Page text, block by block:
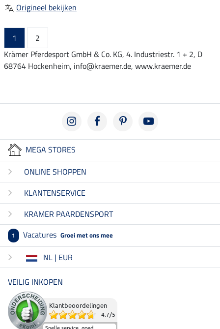
Origineel bekijken
1
2
Krämer Pferdesport GmbH & Co. KG, 4. Industriestr. 1 + 2, D
68764 Hockenheim, info@kraemer.de, www.kraemer.de
MEGA STORES
ONLINE SHOPPEN
KLANTENSERVICE
KRAMER PAARDENSPORT
1 Vacatures Groei met ons mee
NL | EUR
VEILIG INKOPEN
Klantbeoordelingen
4.7/5
Snelle service, goed